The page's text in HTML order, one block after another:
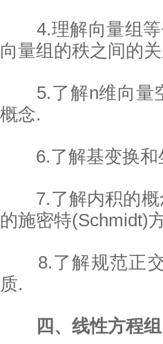
4.理解向量组等
向量组的秩之间的
5.了解n维向量空
概念.
6.了解基变换和
7.了解内积的概
的施密特(Schmidt)
8.了解规范正交
质.
四、线性方程组